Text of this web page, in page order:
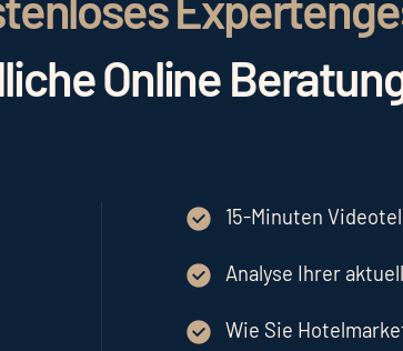
Online
15-Minuten
Analyse Ihrer
Wie Sie